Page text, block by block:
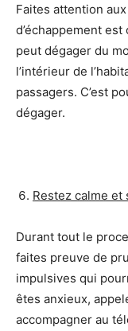
Faites attention
d’échappement
peut dégager du
l’intérieur de
passagers. C’est
dégager.
Restez calme
Durant tout le
faites preuve de
impulsives qui
êtes anxieux,
accompagner au